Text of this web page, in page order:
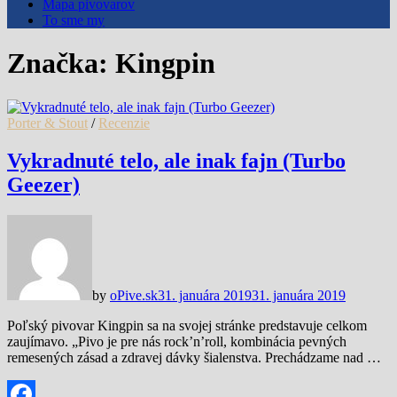
Mapa pivovarov
To sme my
Značka: Kingpin
Porter & Stout / Recenzie
Vykradnuté telo, ale inak fajn (Turbo
Geezer)
by oPive.sk31. januára 201931. januára 2019
Poľský pivovar Kingpin sa na svojej stránke predstavuje celkom
zaujímavo. „Pivo je pre nás rock’n’roll, kombinácia pevných
remesených zásad a zdravej dávky šialenstva. Prechádzame nad …